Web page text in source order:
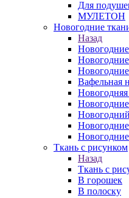
Для
МУЛЕТОН
Новогодние
Назад
Вафельная
Ткань с рисунком
Назад
Ткань с
В горошек
В полоску